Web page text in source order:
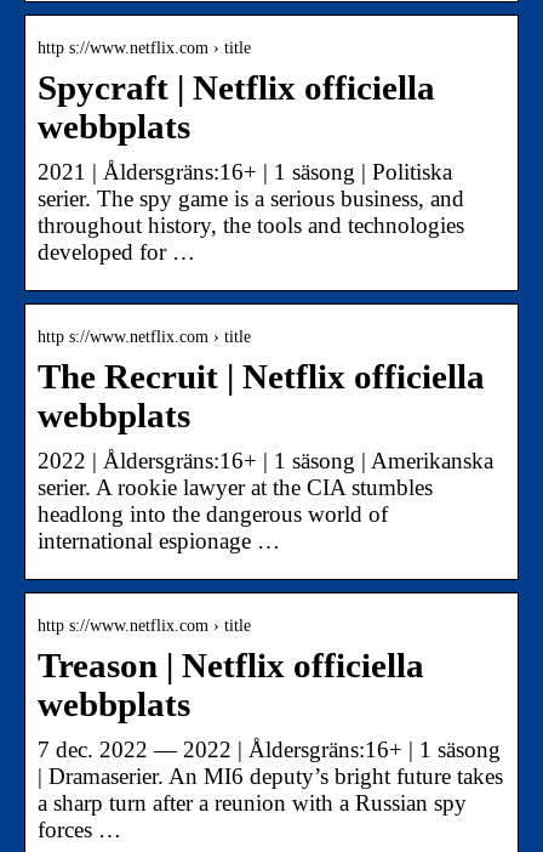
http s://www.netflix.com › title
Spycraft | Netflix officiella
webbplats
2021 | Åldersgräns:16+ | 1 säsong | Politiska
serier. The spy game is a serious business, and
throughout history, the tools and technologies
developed for …
http s://www.netflix.com › title
The Recruit | Netflix officiella
webbplats
2022 | Åldersgräns:16+ | 1 säsong | Amerikanska
serier. A rookie lawyer at the CIA stumbles
headlong into the dangerous world of
international espionage …
http s://www.netflix.com › title
Treason | Netflix officiella
webbplats
7 dec. 2022 — 2022 | Åldersgräns:16+ | 1 säsong
| Dramaserier. An MI6 deputy’s bright future takes
a sharp turn after a reunion with a Russian spy
forces …